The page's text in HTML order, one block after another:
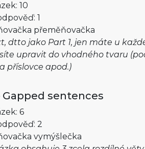
10
1
přeměňovačka
dtto jako Part 1, jen máte u
upravit do vhodného tvaru
příslovce apod.)
Gapped sentences
6
2
vymýšlečka